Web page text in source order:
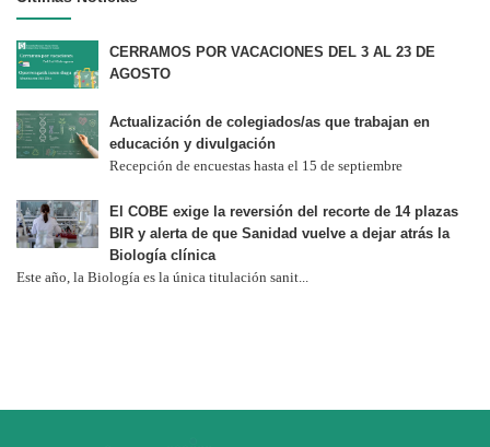
CERRAMOS POR VACACIONES DEL 3 AL 23 DE
AGOSTO
Actualización de colegiados/as que trabajan en
educación y divulgación
Recepción de encuestas hasta el 15 de septiembre
El COBE exige la reversión del recorte de 14 plazas
BIR y alerta de que Sanidad vuelve a dejar atrás la
Biología clínica
Este año, la Biología es la única titulación sanit...